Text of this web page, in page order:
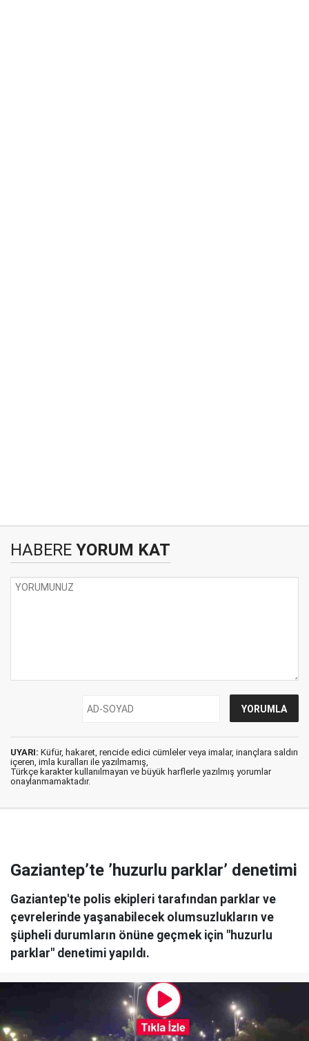
HABERE YORUM KAT
UYARI: Küfür, hakaret, rencide edici cümleler veya imalar, inançlara saldırı
içeren, imla kuralları ile yazılmamış,
Türkçe karakter kullanılmayan ve büyük harflerle yazılmış yorumlar
onaylanmamaktadır.
Gaziantep’te ’huzurlu parklar’ denetimi
Gaziantep'te polis ekipleri tarafından parklar ve
çevrelerinde yaşanabilecek olumsuzlukların ve
şüpheli durumların önüne geçmek için "huzurlu
parklar" denetimi yapıldı.